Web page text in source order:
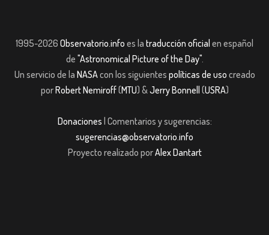
1995-2026 Observatorio.info es la traducción oficial en español
de "Astronomical Picture of the Day".
Un servicio de la NASAcon los siguientes políticas de uso creado
porRobert Nemiroff(MTU) &Jerry Bonnell (USRA)
Donaciones | Comentarios y sugerencias:
sugerencias@observatorio.info
Proyecto realizado porAlex Dantart